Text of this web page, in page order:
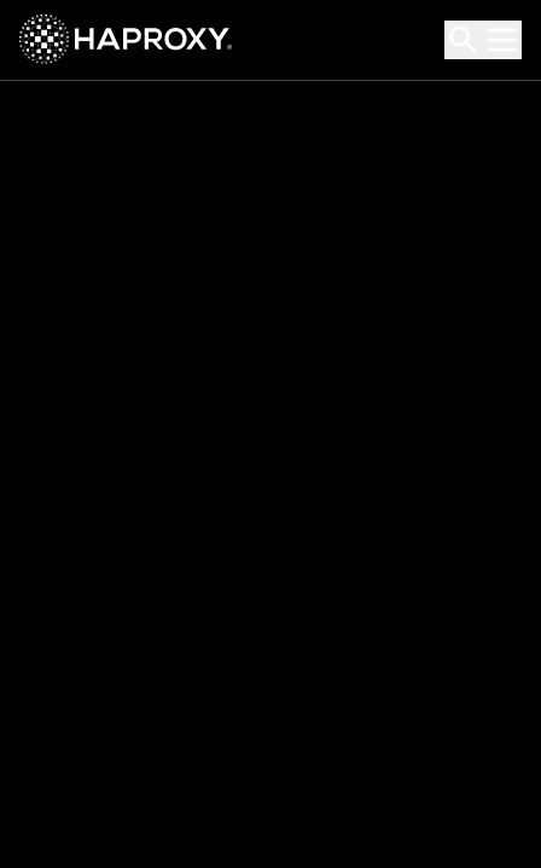
HAProxy Technologies
Search HAProxy Technologies